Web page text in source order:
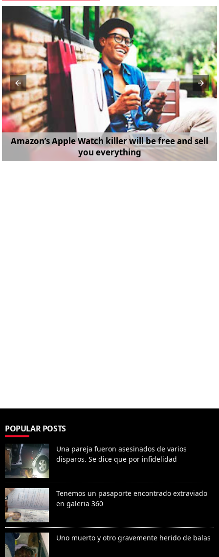
Amazon’s Apple Watch killer will be free and sell
you everything
POPULAR POSTS
Una pareja fueron asesinados de varios
disparos. Se dice que por infidelidad
Tenemos un pasaporte encontrado extraviado
en galeria 360
Uno muerto y otro gravemente herido de balas